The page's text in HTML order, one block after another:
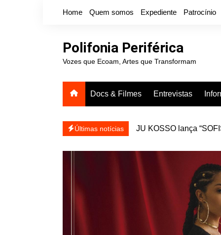
Home Quem somos Expediente Patrocínio
Polifonia Periférica
Vozes que Ecoam, Artes que Transformam
Docs & Filmes Entrevistas
Últimas notícias
JU KOSSO lança
Projota relança a